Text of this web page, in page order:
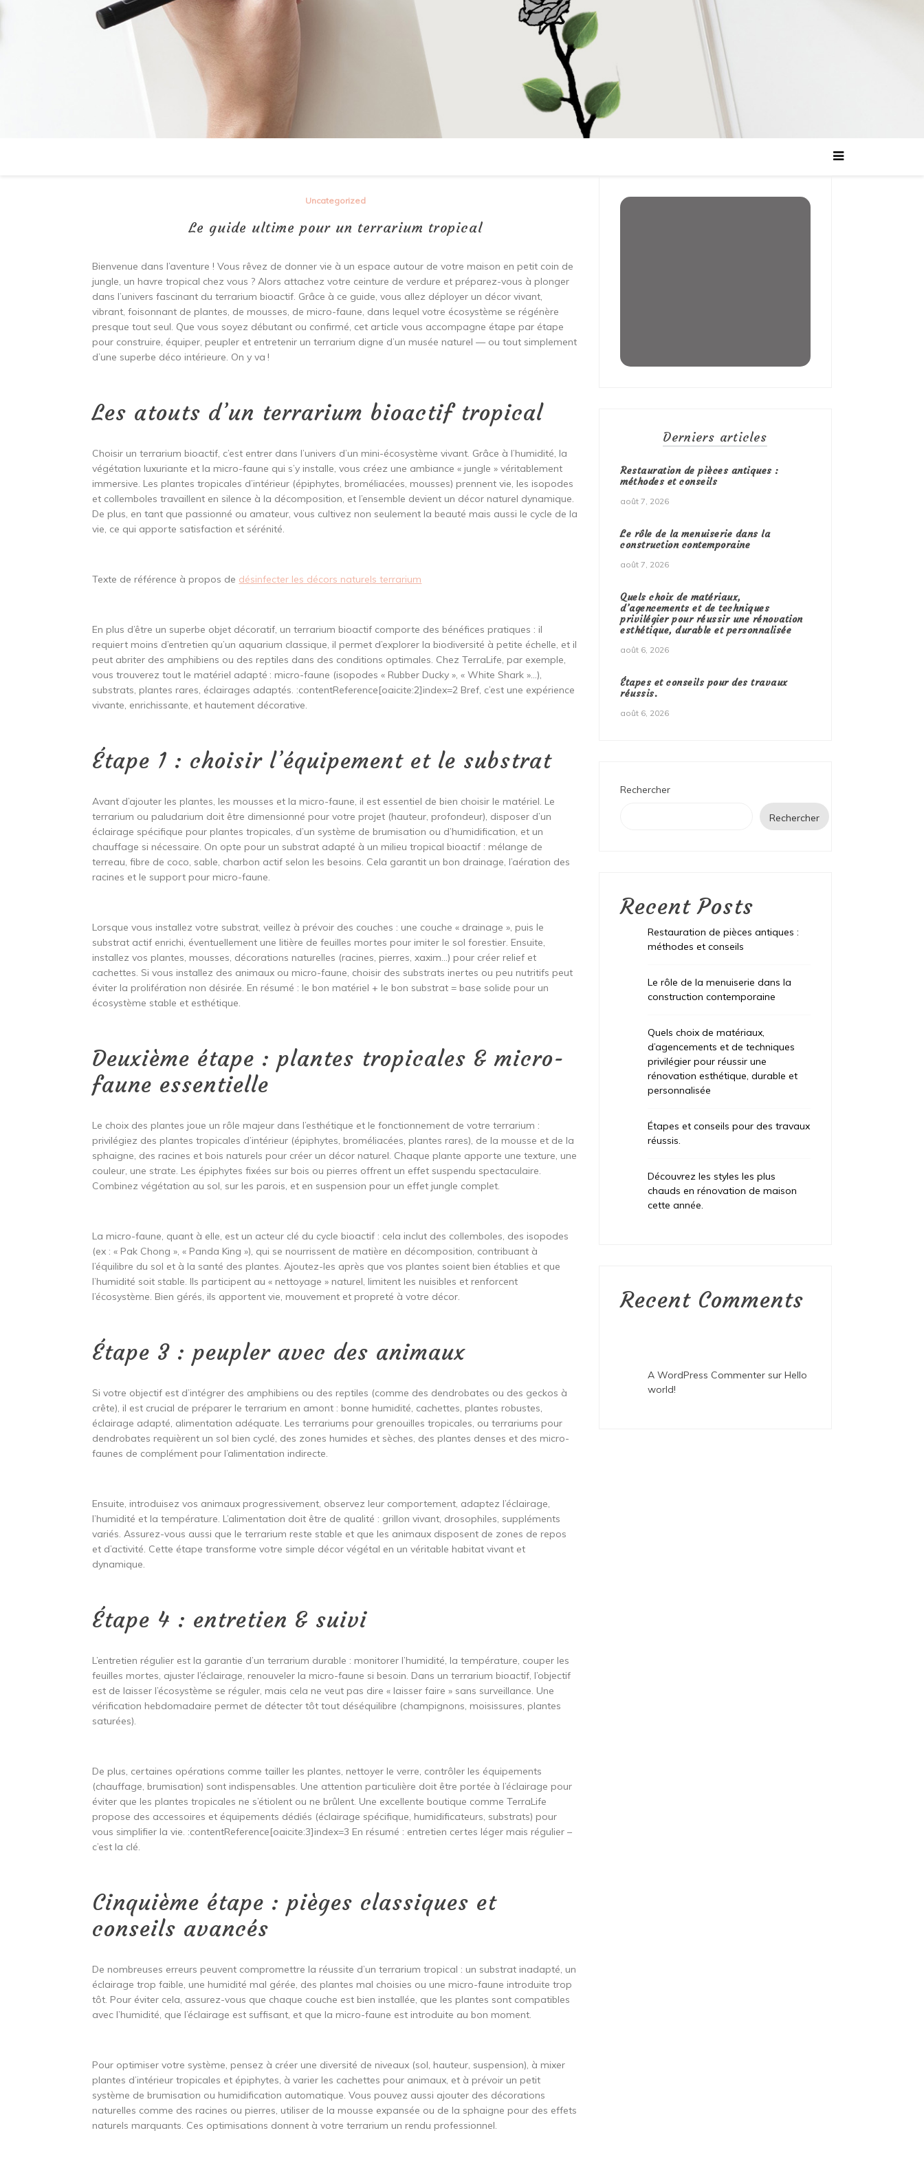
Uncategorized
Le guide ultime pour un terrarium tropical
Bienvenue dans l’aventure ! Vous rêvez de donner vie à un espace autour de votre maison en petit coin de
jungle, un havre tropical chez vous ? Alors attachez votre ceinture de verdure et préparez-vous à plonger
dans l’univers fascinant du terrarium bioactif. Grâce à ce guide, vous allez déployer un décor vivant,
vibrant, foisonnant de plantes, de mousses, de micro-faune, dans lequel votre écosystème se régénère
presque tout seul. Que vous soyez débutant ou confirmé, cet article vous accompagne étape par étape
pour construire, équiper, peupler et entretenir un terrarium digne d’un musée naturel — ou tout simplement
d’une superbe déco intérieure. On y va !
Les atouts d’un terrarium bioactif tropical
Choisir un terrarium bioactif, c’est entrer dans l’univers d’un mini-écosystème vivant. Grâce à l’humidité, la
végétation luxuriante et la micro-faune qui s’y installe, vous créez une ambiance « jungle » véritablement
immersive. Les plantes tropicales d’intérieur (épiphytes, broméliacées, mousses) prennent vie, les isopodes
et collemboles travaillent en silence à la décomposition, et l’ensemble devient un décor naturel dynamique.
De plus, en tant que passionné ou amateur, vous cultivez non seulement la beauté mais aussi le cycle de la
vie, ce qui apporte satisfaction et sérénité.
Texte de référence à propos de désinfecter les décors naturels terrarium
En plus d’être un superbe objet décoratif, un terrarium bioactif comporte des bénéfices pratiques : il
requiert moins d’entretien qu’un aquarium classique, il permet d’explorer la biodiversité à petite échelle, et il
peut abriter des amphibiens ou des reptiles dans des conditions optimales. Chez TerraLife, par exemple,
vous trouverez tout le matériel adapté : micro-faune (isopodes « Rubber Ducky », « White Shark »…),
substrats, plantes rares, éclairages adaptés. :contentReference[oaicite:2]index=2 Bref, c’est une expérience
vivante, enrichissante, et hautement décorative.
Étape 1 : choisir l’équipement et le substrat
Avant d’ajouter les plantes, les mousses et la micro-faune, il est essentiel de bien choisir le matériel. Le
terrarium ou paludarium doit être dimensionné pour votre projet (hauteur, profondeur), disposer d’un
éclairage spécifique pour plantes tropicales, d’un système de brumisation ou d’humidification, et un
chauffage si nécessaire. On opte pour un substrat adapté à un milieu tropical bioactif : mélange de
terreau, fibre de coco, sable, charbon actif selon les besoins. Cela garantit un bon drainage, l’aération des
racines et le support pour micro-faune.
Lorsque vous installez votre substrat, veillez à prévoir des couches : une couche « drainage », puis le
substrat actif enrichi, éventuellement une litière de feuilles mortes pour imiter le sol forestier. Ensuite,
installez vos plantes, mousses, décorations naturelles (racines, pierres, xaxim…) pour créer relief et
cachettes. Si vous installez des animaux ou micro-faune, choisir des substrats inertes ou peu nutritifs peut
éviter la prolifération non désirée. En résumé : le bon matériel + le bon substrat = base solide pour un
écosystème stable et esthétique.
Deuxième étape : plantes tropicales & micro-
faune essentielle
Le choix des plantes joue un rôle majeur dans l’esthétique et le fonctionnement de votre terrarium :
privilégiez des plantes tropicales d’intérieur (épiphytes, broméliacées, plantes rares), de la mousse et de la
sphaigne, des racines et bois naturels pour créer un décor naturel. Chaque plante apporte une texture, une
couleur, une strate. Les épiphytes fixées sur bois ou pierres offrent un effet suspendu spectaculaire.
Combinez végétation au sol, sur les parois, et en suspension pour un effet jungle complet.
La micro-faune, quant à elle, est un acteur clé du cycle bioactif : cela inclut des collemboles, des isopodes
(ex : « Pak Chong », « Panda King »), qui se nourrissent de matière en décomposition, contribuant à
l’équilibre du sol et à la santé des plantes. Ajoutez-les après que vos plantes soient bien établies et que
l’humidité soit stable. Ils participent au « nettoyage » naturel, limitent les nuisibles et renforcent
l’écosystème. Bien gérés, ils apportent vie, mouvement et propreté à votre décor.
Étape 3 : peupler avec des animaux
Si votre objectif est d’intégrer des amphibiens ou des reptiles (comme des dendrobates ou des geckos à
crête), il est crucial de préparer le terrarium en amont : bonne humidité, cachettes, plantes robustes,
éclairage adapté, alimentation adéquate. Les terrariums pour grenouilles tropicales, ou terrariums pour
dendrobates requièrent un sol bien cyclé, des zones humides et sèches, des plantes denses et des micro-
faunes de complément pour l’alimentation indirecte.
Ensuite, introduisez vos animaux progressivement, observez leur comportement, adaptez l’éclairage,
l’humidité et la température. L’alimentation doit être de qualité : grillon vivant, drosophiles, suppléments
variés. Assurez-vous aussi que le terrarium reste stable et que les animaux disposent de zones de repos
et d’activité. Cette étape transforme votre simple décor végétal en un véritable habitat vivant et
dynamique.
Étape 4 : entretien & suivi
L’entretien régulier est la garantie d’un terrarium durable : monitorer l’humidité, la température, couper les
feuilles mortes, ajuster l’éclairage, renouveler la micro-faune si besoin. Dans un terrarium bioactif, l’objectif
est de laisser l’écosystème se réguler, mais cela ne veut pas dire « laisser faire » sans surveillance. Une
vérification hebdomadaire permet de détecter tôt tout déséquilibre (champignons, moisissures, plantes
saturées).
De plus, certaines opérations comme tailler les plantes, nettoyer le verre, contrôler les équipements
(chauffage, brumisation) sont indispensables. Une attention particulière doit être portée à l’éclairage pour
éviter que les plantes tropicales ne s’étiolent ou ne brûlent. Une excellente boutique comme TerraLife
propose des accessoires et équipements dédiés (éclairage spécifique, humidificateurs, substrats) pour
vous simplifier la vie. :contentReference[oaicite:3]index=3 En résumé : entretien certes léger mais régulier –
c’est la clé.
Cinquième étape : pièges classiques et
conseils avancés
De nombreuses erreurs peuvent compromettre la réussite d’un terrarium tropical : un substrat inadapté, un
éclairage trop faible, une humidité mal gérée, des plantes mal choisies ou une micro-faune introduite trop
tôt. Pour éviter cela, assurez-vous que chaque couche est bien installée, que les plantes sont compatibles
avec l’humidité, que l’éclairage est suffisant, et que la micro-faune est introduite au bon moment.
Pour optimiser votre système, pensez à créer une diversité de niveaux (sol, hauteur, suspension), à mixer
plantes d’intérieur tropicales et épiphytes, à varier les cachettes pour animaux, et à prévoir un petit
système de brumisation ou humidification automatique. Vous pouvez aussi ajouter des décorations
naturelles comme des racines ou pierres, utiliser de la mousse expansée ou de la sphaigne pour des effets
naturels marquants. Ces optimisations donnent à votre terrarium un rendu professionnel.
Derniers articles
Restauration de pièces antiques :
méthodes et conseils
août 7, 2026
Le rôle de la menuiserie dans la
construction contemporaine
août 7, 2026
Quels choix de matériaux,
d’agencements et de techniques
privilégier pour réussir une rénovation
esthétique, durable et personnalisée
août 6, 2026
Étapes et conseils pour des travaux
réussis.
août 6, 2026
Rechercher
Rechercher
Recent Posts
Restauration de pièces antiques :
méthodes et conseils
Le rôle de la menuiserie dans la
construction contemporaine
Quels choix de matériaux,
d’agencements et de techniques
privilégier pour réussir une
rénovation esthétique, durable et
personnalisée
Étapes et conseils pour des travaux
réussis.
Découvrez les styles les plus
chauds en rénovation de maison
cette année.
Recent Comments
A WordPress Commenter surHello
world!